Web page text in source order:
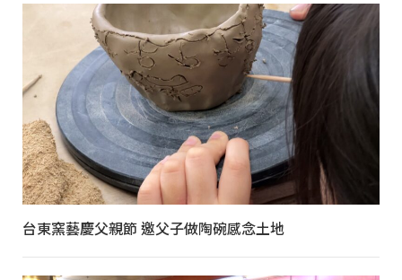
台東窯藝慶父親節 邀父子做陶碗感念土地